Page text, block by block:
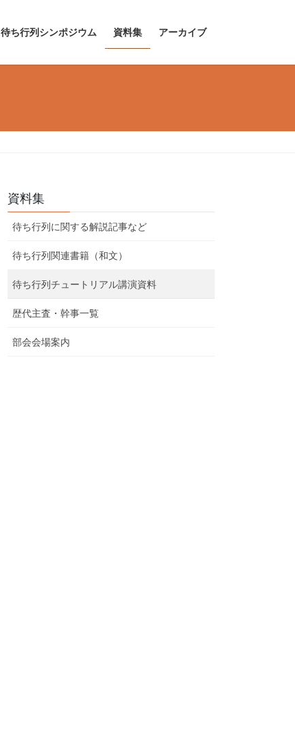
待ち行列シンポジウム 資料集 アーカイブ
資料集
待ち行列に関する解説記事など
待ち行列関連書籍（和文）
待ち行列チュートリアル講演資料
歴代主査・幹事一覧
部会会場案内